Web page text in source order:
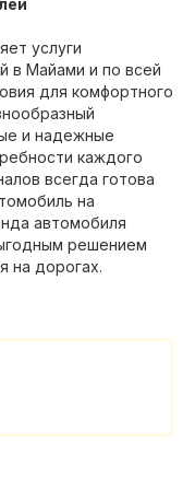
услуги
в Майами и по всей
для комфортного
и надежные
каждого
всегда готова
на
автомобиля
решением
на дорогах.